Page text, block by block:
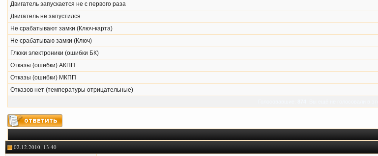
Двигатель запускается не с первого раза
Двигатель не запустился
Не срабатывают замки (Ключ-карта)
Не срабатываю замки (Ключ)
Глюки электроники (ошибки БК)
Отказы (ошибки) АКПП
Отказы (ошибки) МКПП
Отказов нет (температуры отрицательные)
02.12.2010, 13:40